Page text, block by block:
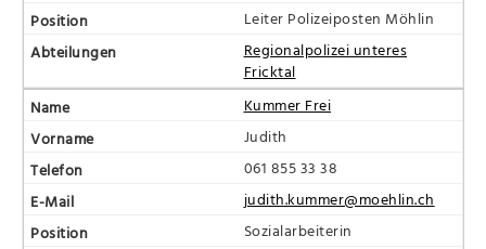
Leiter Polizeiposten Möhlin
Regionalpolizei unteres
Fricktal
Kummer Frei
Judith
061 855 33 38
judith.kummer@moehlin.ch
Sozialarbeiterin